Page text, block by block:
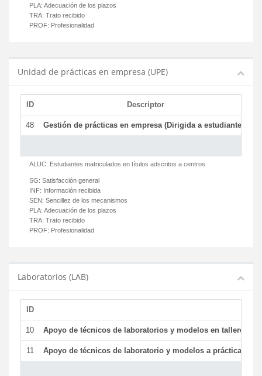
PLA: Adecuación de los plazos
TRA: Trato recibido
PROF: Profesionalidad
Unidad de prácticas en empresa (UPE)
ID Descriptor
48 Gestión de prácticas en empresa (Dirigida a estudiantes)
ALUC: Estudiantes matriculados en títulos adscritos a centros
SG: Satisfacción general
INF: Información recibida
SEN: Sencillez de los mecanismos
PLA: Adecuación de los plazos
TRA: Trato recibido
PROF: Profesionalidad
Laboratorios (LAB)
ID
10 Apoyo de técnicos de laboratorios y modelos en talleres/
11 Apoyo de técnicos de laboratorio y modelos a prácticas y